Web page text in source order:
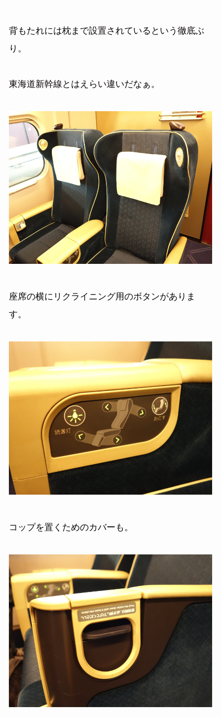
背もたれには枕まで設置されているという徹底ぶ
り。
東海道新幹線とはえらい違いだなぁ。
座席の横にリクライニング用のボタンがありま
す。
コップを置くためのカバーも。